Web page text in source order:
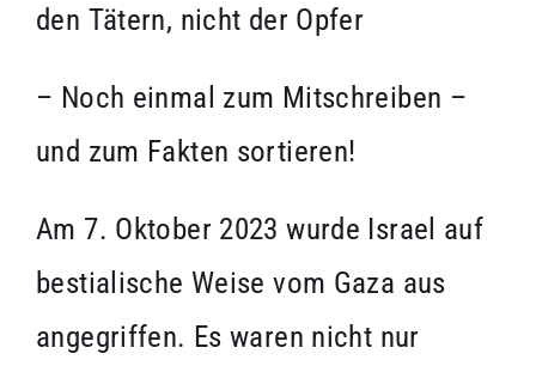
den Tätern, nicht der Opfer
– Noch einmal zum Mitschreiben –
und zum Fakten sortieren!
Am 7. Oktober 2023 wurde Israel auf
bestialische Weise vom Gaza aus
angegriffen. Es waren nicht nur